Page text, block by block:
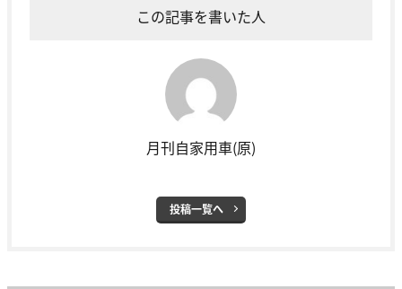
この記事を書いた人
月刊自家用車(原)
投稿一覧へ